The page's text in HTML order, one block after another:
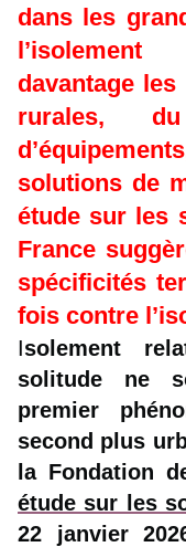
dans les
davantage
rurales,
solutions de
étude sur les
France
spécificités
fois contre
Isolement
solitude ne
premier
second plus
la Fondation
étude sur les
22 janvier